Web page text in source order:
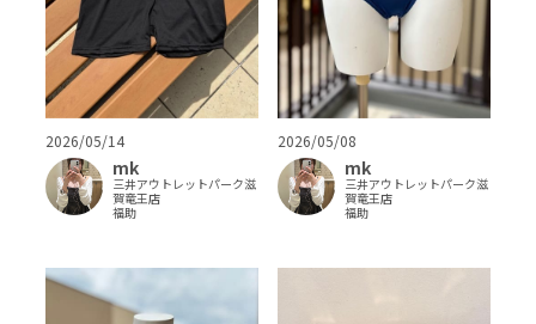
2026/05/14
mk
三井アウトレットパーク滋
賀竜王店
福助
2026/05/08
mk
三井アウトレットパーク滋
賀竜王店
福助